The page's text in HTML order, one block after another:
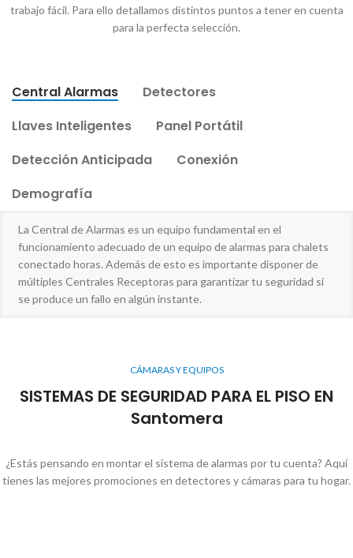
trabajo fácil. Para ello detallamos distintos puntos a tener en cuenta
para la perfecta selección.
Central Alarmas
Detectores
Llaves Inteligentes
Panel Portátil
Detección Anticipada
Conexión
Demografía
La Central de Alarmas es un equipo fundamental en el
funcionamiento adecuado de un equipo de alarmas para chalets
conectado horas. Además de esto es importante disponer de
múltiples Centrales Receptoras para garantizar tu seguridad si
se produce un fallo en algún instante.
CÁMARAS Y EQUIPOS
SISTEMAS DE SEGURIDAD PARA EL PISO EN
Santomera
¿Estás pensando en montar el sistema de alarmas por tu cuenta? Aquí
tienes las mejores promociones en detectores y cámaras para tu hogar.